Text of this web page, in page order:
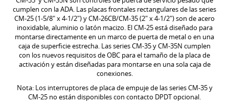
cumplen con la ADA. Las placas frontales rectangulares de las series
CM-25 (1-5/8" x 4-1/2") y CM-26CB/CM-35 (2" x 4-1/2") son de acero
inoxidable, aluminio o latón macizo. El CM-25 está diseñado para
montarse directamente en un marco de puerta de metal o en una
caja de superficie estrecha. Las series CM-35 y CM-35N cumplen
con los nuevos requisitos de OBC para el tamaño de la placa de
activación y están diseñadas para montarse en una sola caja de
conexiones.
Nota: Los interruptores de placa de empuje de las series CM-35 y
CM-25 no están disponibles con contacto DPDT opcional.